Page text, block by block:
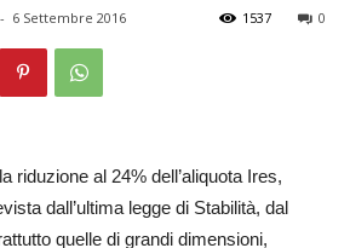
- 6 Settembre 2016 0
1537
riduzione al 24% dell’aliquota Ires,
dall’ultima legge di Stabilità, dal
quelle di grandi dimensioni,